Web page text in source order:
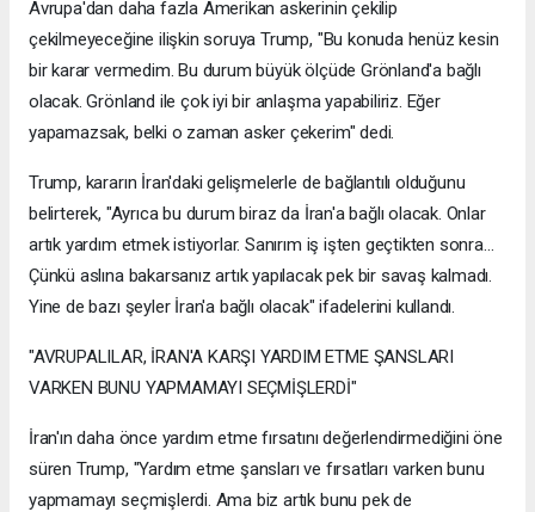
Avrupa'dan daha fazla Amerikan askerinin çekilip
çekilmeyeceğine ilişkin soruya Trump, "Bu konuda henüz kesin
bir karar vermedim. Bu durum büyük ölçüde Grönland'a bağlı
olacak. Grönland ile çok iyi bir anlaşma yapabiliriz. Eğer
yapamazsak, belki o zaman asker çekerim" dedi.
Trump, kararın İran'daki gelişmelerle de bağlantılı olduğunu
belirterek, "Ayrıca bu durum biraz da İran'a bağlı olacak. Onlar
artık yardım etmek istiyorlar. Sanırım iş işten geçtikten sonra...
Çünkü aslına bakarsanız artık yapılacak pek bir savaş kalmadı.
Yine de bazı şeyler İran'a bağlı olacak" ifadelerini kullandı.
"AVRUPALILAR, İRAN'A KARŞI YARDIM ETME ŞANSLARI
VARKEN BUNU YAPMAMAYI SEÇMİŞLERDİ"
İran'ın daha önce yardım etme fırsatını değerlendirmediğini öne
süren Trump, "Yardım etme şansları ve fırsatları varken bunu
yapmamayı seçmişlerdi. Ama biz artık bunu pek de